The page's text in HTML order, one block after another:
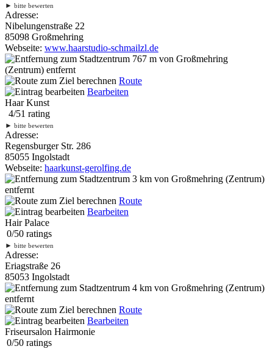
► bitte bewerten
Adresse:
Nibelungenstraße 22
85098 Großmehring
Webseite: www.haarstudio-schmailzl.de
767 m von Großmehring
(Zentrum) entfernt
Route
Bearbeiten
Haar Kunst
4/51 rating
► bitte bewerten
Adresse:
Regensburger Str. 286
85055 Ingolstadt
Webseite: haarkunst-gerolfing.de
3 km von Großmehring (Zentrum)
entfernt
Route
Bearbeiten
Hair Palace
0/50 ratings
► bitte bewerten
Adresse:
Eriagstraße 26
85053 Ingolstadt
4 km von Großmehring (Zentrum)
entfernt
Route
Bearbeiten
Friseursalon Hairmonie
0/50 ratings